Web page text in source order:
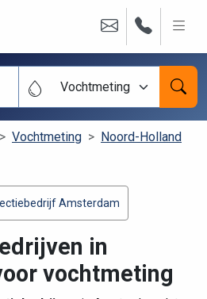
Vochtmeting
Vochtmeting
Noord-Holland
Amsterdam
in
vochtmeting